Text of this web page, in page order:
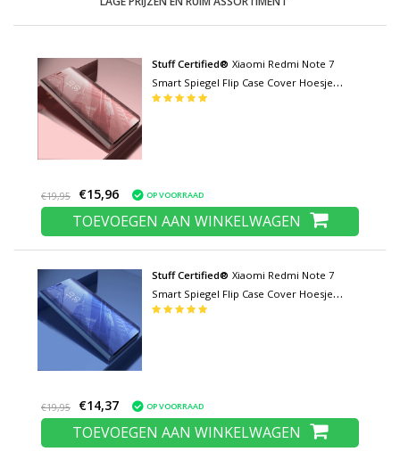
Stuff Certified® Xiaomi Redmi Note 7
Smart Spiegel Flip Case Cover Hoesje
Roze
€19,95 €15,96 OP VOORRAAD
TOEVOEGEN AAN WINKELWAGEN
Stuff Certified® Xiaomi Redmi Note 7
Smart Spiegel Flip Case Cover Hoesje
Paars
€19,95 €14,37 OP VOORRAAD
TOEVOEGEN AAN WINKELWAGEN